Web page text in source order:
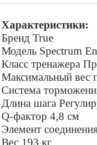
Характеристики:
Бренд True
Модель Spectrum
Класс тренажера
Максимальный вес
Система
Длина шага
Q-фактор 4,8 см
Элемент
Вес 193 кг